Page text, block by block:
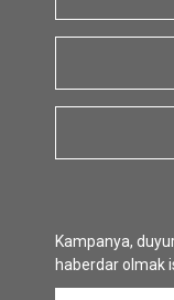
Kampanya,
haberdar olmak